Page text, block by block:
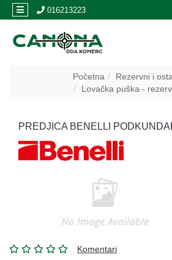
016213223
Početna
Rezervni i
Lovačka puška -
PREDJICA BENELLI
Komentari